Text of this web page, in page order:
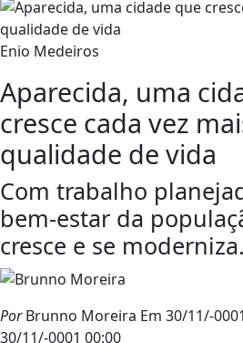
Enio Medeiros
Aparecida, uma
cresce cada vez
qualidade de vida
Com trabalho
bem-estar da
cresce e se moderniza.
PorBrunno Moreira Em 30/11/-
30/11/-0001 00:00